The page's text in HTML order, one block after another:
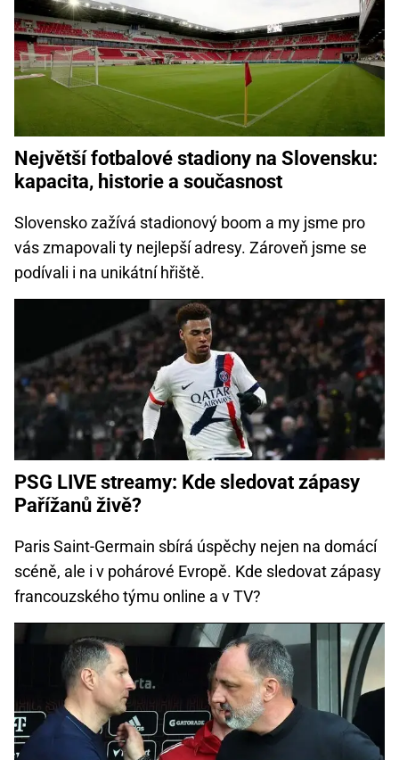
Největší fotbalové stadiony na Slovensku:
kapacita, historie a současnost
Slovensko zažívá stadionový boom a my jsme pro
vás zmapovali ty nejlepší adresy. Zároveň jsme se
podívali i na unikátní hřiště.
PSG LIVE streamy: Kde sledovat zápasy
Pařížanů živě?
Paris Saint-Germain sbírá úspěchy nejen na domácí
scéně, ale i v pohárové Evropě. Kde sledovat zápasy
francouzského týmu online a v TV?